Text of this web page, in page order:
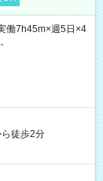
働7h45m×週5日×4
徒歩2分